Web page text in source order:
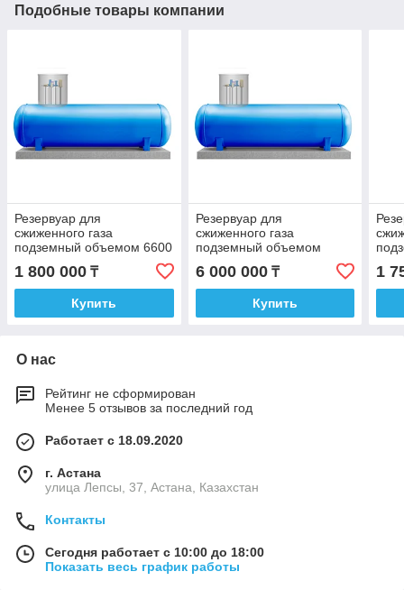
Подобные товары компании
Резервуар для
сжиженного газа
подземный объемом 6600
литров с патрубками
1 800 000 ₸
Купить
Резервуар для
сжиженного газа
подземный объемом
15000 литров с
патрубками
6 000 000₸
Купить
1
О нас
Рейтинг не сформирован
Менее 5 отзывов за последний год
Работает с 18.09.2020
г. Астана
улица Лепсы, 37, Астана, Казахстан
Контакты
Сегодня работает с 10:00 до 18:00
Показать весь график работы